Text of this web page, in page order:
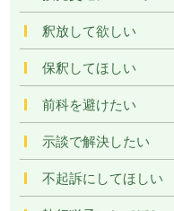
釈放して欲しい
保釈してほしい
前科を避けたい
示談で解決したい
不起訴にしてほしい